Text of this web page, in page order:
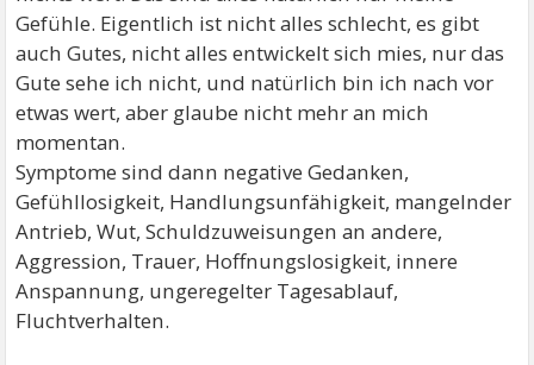
Gefühle. Eigentlich ist nicht alles schlecht, es gibt
auch Gutes, nicht alles entwickelt sich mies, nur das
Gute sehe ich nicht, und natürlich bin ich nach vor
etwas wert, aber glaube nicht mehr an mich
momentan.
Symptome sind dann negative Gedanken,
Gefühllosigkeit, Handlungsunfähigkeit, mangelnder
Antrieb, Wut, Schuldzuweisungen an andere,
Aggression, Trauer, Hoffnungslosigkeit, innere
Anspannung, ungeregelter Tagesablauf,
Fluchtverhalten.